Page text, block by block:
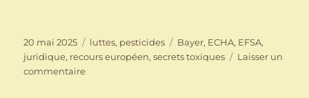
Publié
le
20 mai 2025 Catégories
luttes, pesticides Étiquettes
Bayer, ECHA, EFSA,
juridique, recours européen,secrets toxiques
Laisser un
commentairesur